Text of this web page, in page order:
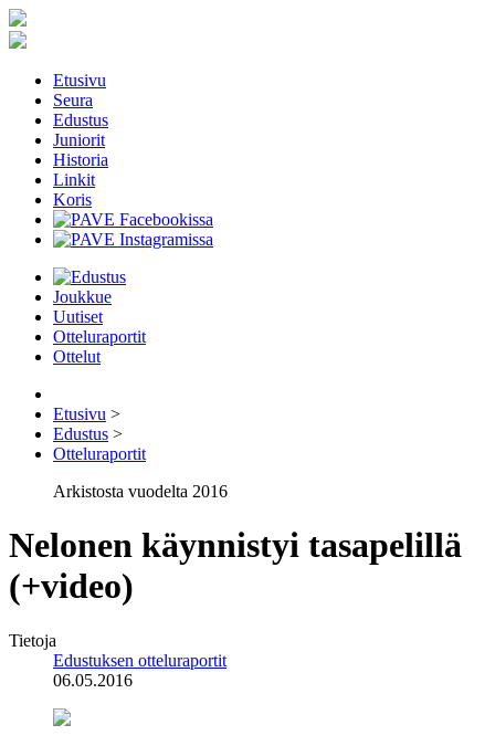
Etusivu
Seura
Edustus
Juniorit
Historia
Linkit
Koris
Joukkue
Uutiset
Otteluraportit
Ottelut
Etusivu >
Edustus >
Otteluraportit
Arkistosta vuodelta 2016
Nelonen käynnistyi tasapelillä
(+video)
Tietoja
Edustuksen otteluraportit
06.05.2016